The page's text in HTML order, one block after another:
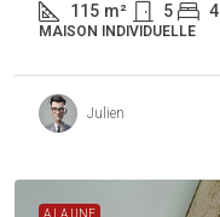
115 m² 5 4
MAISON INDIVIDUELLE
Julien
A LA UNE